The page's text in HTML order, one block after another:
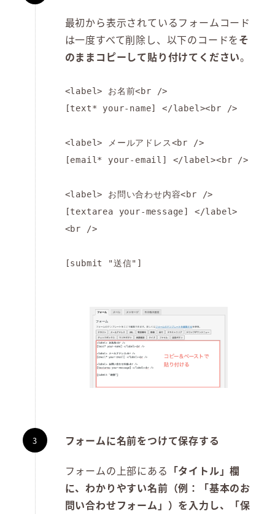
最初から表示されているフォームコード
は一度すべて削除し、以下のコードをそ
のままコピーして貼り付けてください。
<label> お名前<br />
[text* your-name] </label><br />
<label> メールアドレス<br />
[email* your-email] </label><br />
<label> お問い合わせ内容<br />
[textarea your-message] </label>
<br />
[submit "送信"]
フォームに名前をつけて保存する
フォームの上部にある 「タイトル」欄
に、わかりやすい名前（例：「基本のお
問い合わせフォーム」）を入力し、「保